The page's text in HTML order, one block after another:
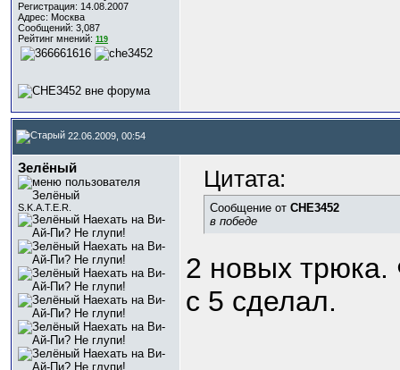
Регистрация: 14.08.2007
Адрес: Москва
Сообщений: 3,087
Рейтинг мнений: 119
22.06.2009, 00:54
Зелёный
S.K.A.T.E.R.
Цитата:
Сообщение от CHE3452
в победе
2 новых
с 5 сделал.